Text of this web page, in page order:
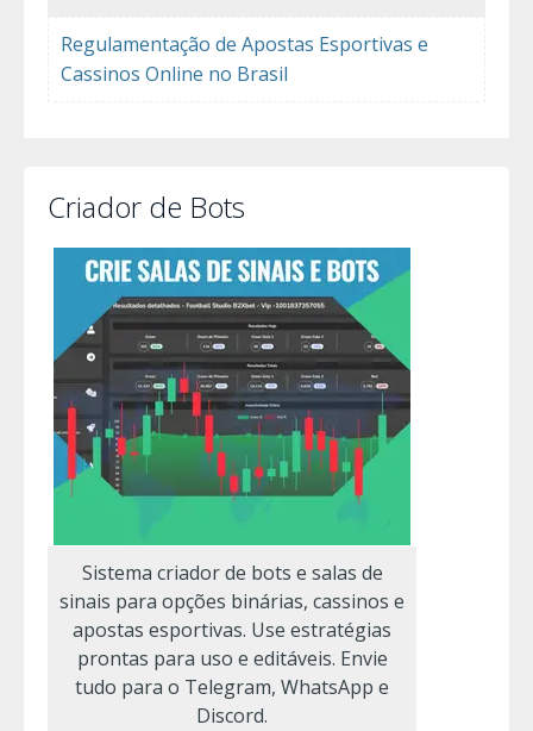
Regulamentação de Apostas Esportivas e
Cassinos Online no Brasil
Criador de Bots
Sistema criador de bots e salas de
sinais para opções binárias, cassinos e
apostas esportivas. Use estratégias
prontas para uso e editáveis. Envie
tudo para o Telegram, WhatsApp e
Discord.